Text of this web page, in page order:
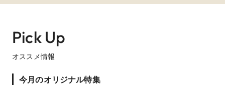
やお見積りをご提案いたします
Pick Up
オススメ情報
今月のオリジナル特集